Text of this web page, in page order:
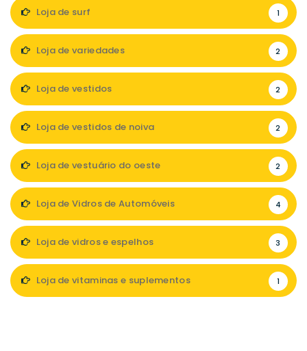
Loja de surf 1
Loja de variedades 2
Loja de vestidos 2
Loja de vestidos de noiva 2
Loja de vestuário do oeste 2
Loja de Vidros de Automóveis 4
Loja de vidros e espelhos 3
Loja de vitaminas e suplementos 1